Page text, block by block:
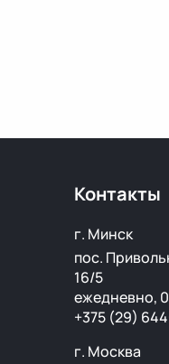
Контакты
г. Минск
пос.
16/5
ежедневно,
+375 (29)
г. Москва